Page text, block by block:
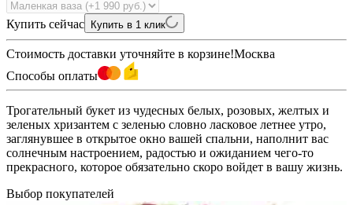
Купить сейчас Купить в 1 клик
Стоимость доставки уточняйте в корзине!Москва
Способы оплаты
Трогательный букет из чудесных белых, розовых, желтых и
зеленых хризантем с зеленью словно ласковое летнее утро,
заглянувшее в открытое окно вашей спальни, наполнит вас
солнечным настроением, радостью и ожиданием чего-то
прекрасного, которое обязательно скоро войдет в вашу жизнь.
Выбор покупателей